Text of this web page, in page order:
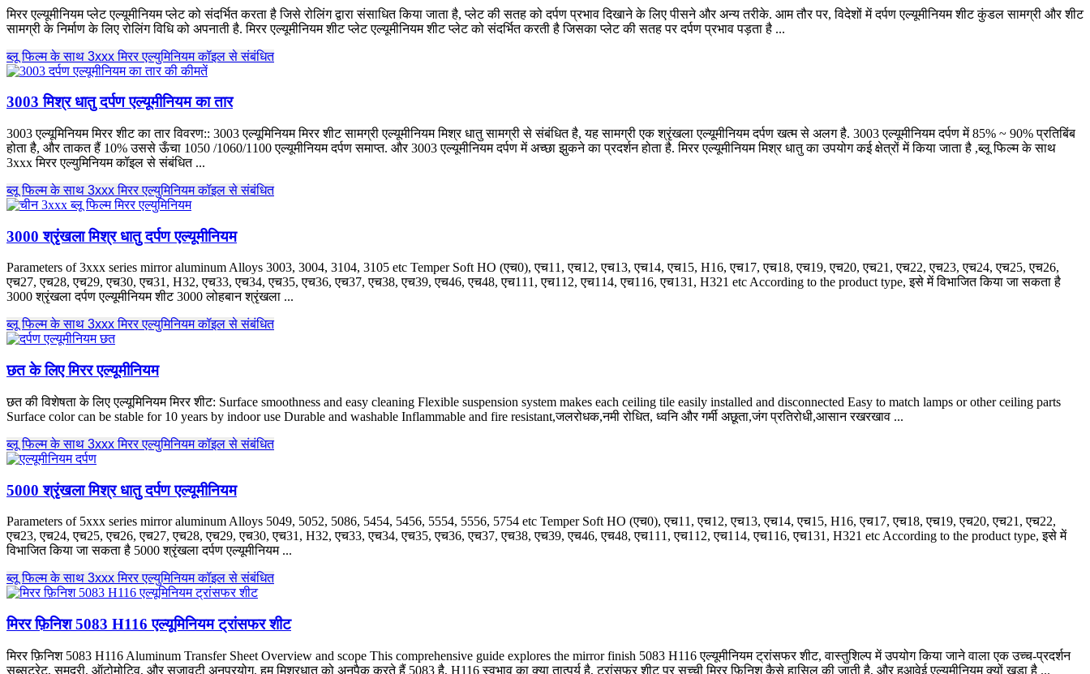
मिरर एल्यूमीनियम प्लेट एल्यूमीनियम प्लेट को संदर्भित करता है जिसे रोलिंग द्वारा संसाधित किया जाता है, प्लेट की सतह को दर्पण प्रभाव दिखाने के लिए पीसने और अन्य तरीके. आम तौर पर, विदेशों में दर्पण एल्यूमीनियम शीट कुंडल सामग्री और शीट
सामग्री के निर्माण के लिए रोलिंग विधि को अपनाती है. मिरर एल्यूमीनियम शीट प्लेट एल्यूमीनियम शीट प्लेट को संदर्भित करती है जिसका प्लेट की सतह पर दर्पण प्रभाव पड़ता है ...
ब्लू फिल्म के साथ 3xxx मिरर एल्युमिनियम कॉइल से संबंधित
3003 मिश्र धातु दर्पण एल्यूमीनियम का तार
3003 एल्यूमिनियम मिरर शीट का तार विवरण:: 3003 एल्यूमिनियम मिरर शीट सामग्री एल्यूमीनियम मिश्र धातु सामग्री से संबंधित है, यह सामग्री एक श्रृंखला एल्यूमीनियम दर्पण खत्म से अलग है. 3003 एल्यूमीनियम दर्पण में 85% ~ 90% प्रतिबिंब
होता है, और ताकत हैं 10% उससे ऊँचा 1050 /1060/1100 एल्यूमीनियम दर्पण समाप्त. और 3003 एल्यूमीनियम दर्पण में अच्छा झुकने का प्रदर्शन होता है. मिरर एल्यूमीनियम मिश्र धातु का उपयोग कई क्षेत्रों में किया जाता है ,ब्लू फिल्म के साथ
3xxx मिरर एल्युमिनियम कॉइल से संबंधित ...
ब्लू फिल्म के साथ 3xxx मिरर एल्युमिनियम कॉइल से संबंधित
3000 श्रृंखला मिश्र धातु दर्पण एल्यूमीनियम
Parameters of 3xxx series mirror aluminum Alloys 3003, 3004, 3104, 3105 etc Temper Soft HO (एच0), एच11, एच12, एच13, एच14, एच15, H16, एच17, एच18, एच19, एच20, एच21, एच22, एच23, एच24, एच25, एच26,
एच27, एच28, एच29, एच30, एच31, H32, एच33, एच34, एच35, एच36, एच37, एच38, एच39, एच46, एच48, एच111, एच112, एच114, एच116, एच131, H321 etc According to the product type, इसे में विभाजित किया जा सकता है
3000 श्रृंखला दर्पण एल्यूमीनियम शीट 3000 लोहबान श्रृंखला ...
ब्लू फिल्म के साथ 3xxx मिरर एल्युमिनियम कॉइल से संबंधित
छत के लिए मिरर एल्यूमीनियम
छत की विशेषता के लिए एल्यूमिनियम मिरर शीट: Surface smoothness and easy cleaning Flexible suspension system makes each ceiling tile easily installed and disconnected Easy to match lamps or other ceiling parts
Surface color can be stable for10 years by indoor use Durable and washable Inflammable and fire resistant,जलरोधक,नमी रोधित, ध्वनि और गर्मी अछूता,जंग प्रतिरोधी,आसान रखरखाव ...
ब्लू फिल्म के साथ 3xxx मिरर एल्युमिनियम कॉइल से संबंधित
5000 श्रृंखला मिश्र धातु दर्पण एल्यूमीनियम
Parameters of 5xxx series mirror aluminum Alloys 5049, 5052, 5086, 5454, 5456, 5554, 5556, 5754 etc Temper Soft HO (एच0), एच11, एच12, एच13, एच14, एच15, H16, एच17, एच18, एच19, एच20, एच21, एच22,
एच23, एच24, एच25, एच26, एच27, एच28, एच29, एच30, एच31, H32, एच33, एच34, एच35, एच36, एच37, एच38, एच39, एच46, एच48, एच111, एच112, एच114, एच116, एच131, H321 etc According to the product type, इसे में
विभाजित किया जा सकता है 5000 श्रृंखला दर्पण एल्यूमीनियम ...
ब्लू फिल्म के साथ 3xxx मिरर एल्युमिनियम कॉइल से संबंधित
मिरर फ़िनिश 5083 H116 एल्यूमिनियम ट्रांसफर शीट
मिरर फ़िनिश 5083 H116 Aluminum Transfer Sheet Overview and scope This comprehensive guide explores the mirror finish 5083 H116 एल्यूमीनियम ट्रांसफर शीट, वास्तुशिल्प में उपयोग किया जाने वाला एक उच्च-प्रदर्शन
सब्सट्रेट, समुद्री, ऑटोमोटिव, और सजावटी अनुप्रयोग. हम मिश्रधातु को अनपैक करते हैं 5083 है, H116 स्वभाव का क्या तात्पर्य है, ट्रांसफर शीट पर सच्ची मिरर फ़िनिश कैसे हासिल की जाती है, और हुआवेई एल्युमीनियम क्यों खड़ा है ...